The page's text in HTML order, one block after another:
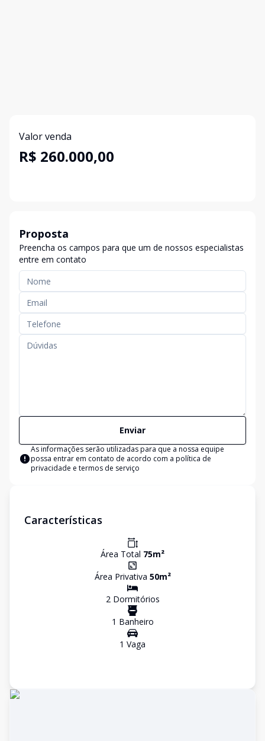
Valor venda
R$ 260.000,00
Proposta
Preencha os campos para que um de nossos especialistas
entre em contato
Enviar
As informações serão utilizadas para que a nossa equipe
possa entrar em contato de acordo com a política de
privacidade e termos de serviço
Características
Área Total 75m²
Área Privativa 50m²
2Dormitórios
1 Banheiro
1 Vaga